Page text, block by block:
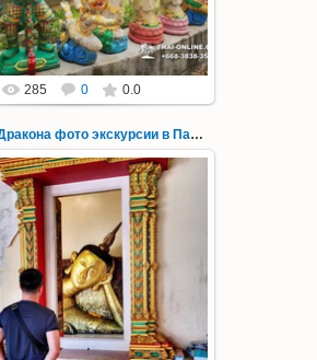
Thai-Online
285 0 0.0
В Логово Дракона фото экскурсии в Паттайе 189
30.08.2022
Логово Дракона" авторский
приключенческий тур из
на целый день - фото 189
Всего лишь в ...
Thai-Online